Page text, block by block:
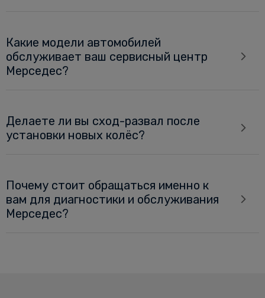
Какие модели автомобилей
обслуживает ваш сервисный центр
Мерседес?
Делаете ли вы сход-развал после
установки новых колёс?
Почему стоит обращаться именно к
вам для диагностики и обслуживания
Мерседес?